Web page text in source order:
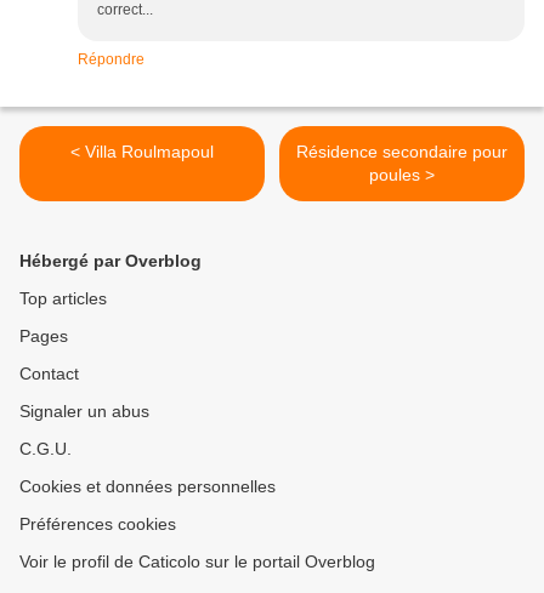
correct...
Répondre
< Villa Roulmapoul
Résidence secondaire pour
poules >
Hébergé par Overblog
Top articles
Pages
Contact
Signaler un abus
C.G.U.
Cookies et données personnelles
Préférences cookies
Voir le profil de Caticolo sur le portail Overblog